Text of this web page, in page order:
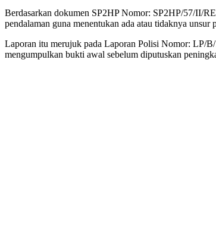
Berdasarkan dokumen SP2HP Nomor: SP2HP/57/II/
pendalaman guna menentukan ada atau tidaknya unsur
Laporan itu merujuk pada Laporan Polisi Nomor: LP/
mengumpulkan bukti awal sebelum diputuskan